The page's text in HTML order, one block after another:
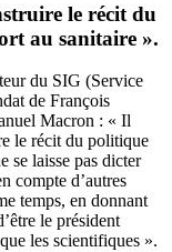
le récit du
au sanitaire ».
du SIG (Service
de François
Macron : « Il
le récit du politique
se laisse pas dicter
compte d’autres
temps, en donnant
le président
les scientifiques ».